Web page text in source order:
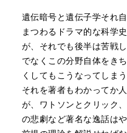
遺伝暗号と遺伝子学それ
まつわるドラマ的な科学
が、それでも後半は苦戦
でなくこの分野自体をき
くしてもこうなってしま
それを著者もわかってか
が、ワトソンとクリック
の悲劇など著名な逸話は